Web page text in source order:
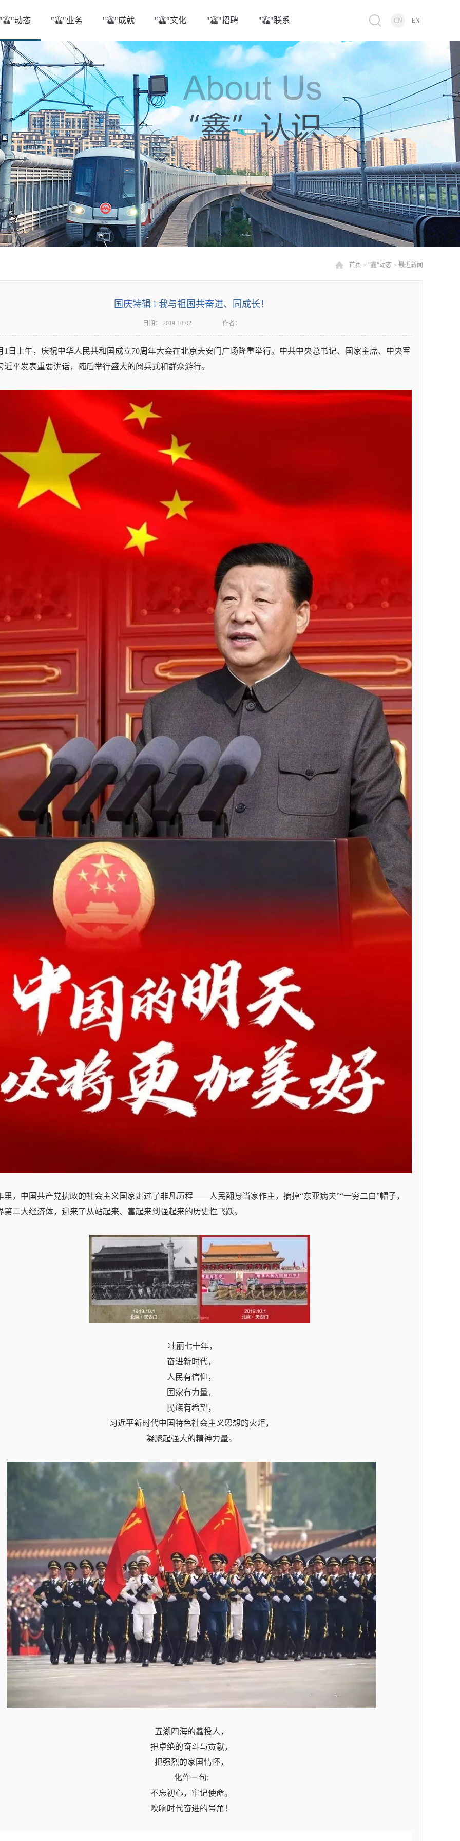
"鑫"动态 "鑫"业务 "鑫"成就 "鑫"文化 "鑫"招聘 "鑫"联系 CN EN
首页 > "鑫"动态 > 最近新闻
国庆特辑 l 我与祖国共奋进、同成长！
日期： 2019-10-02 作者：
1日上午，庆祝中华人民共和国成立70周年大会在北京天安门广场隆重举行。中共中央总书记、国家主席、中央军
近平发表重要讲话，随后举行盛大的阅兵式和群众游行。
里，中国共产党执政的社会主义国家走过了非凡历程——人民翻身当家作主，摘掉“东亚病夫”“一穷二白”帽子，
第二大经济体，迎来了从站起来、富起来到强起来的历史性飞跃。
壮丽七十年，
奋进新时代，
人民有信仰，
国家有力量，
民族有希望，
习近平新时代中国特色社会主义思想的火炬，
凝聚起强大的精神力量。
五湖四海的鑫投人，
把卓绝的奋斗与贡献，
把强烈的家国情怀，
化作一句:
不忘初心，牢记使命。
吹响时代奋进的号角！